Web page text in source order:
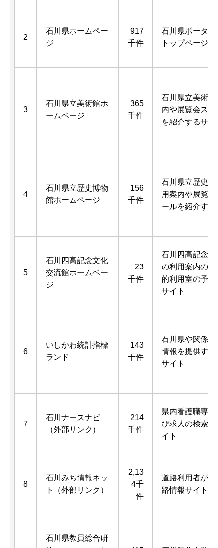
2
石川県ホームペー
ジ
917
千件
石川県ポータル
トップページ
3
石川県立美術館ホ
ームページ
365
千件
石川県立美術館
内や展覧会ス
を紹介するサイ
4
石川県立歴史博物
館ホームページ
156
千件
石川県立歴史博
用案内や展覧
ールを紹介する
5
石川四高記念文化
交流館ホームペー
ジ
23
千件
石川四高記念文
の利用案内のほ
的利用室の予
サイト
6
いしかわ統計指標
ランド
143
千件
石川県や関係機
情報を提供する
サイト
7
石川ナースナビ
（外部リンク）
214
千件
県内看護職専
び求人の検索
イト
8
石川みち情報ネッ
ト（外部リンク）
2,13
4千
件
道路利用者が利
路情報サイト
石川県教員総合研